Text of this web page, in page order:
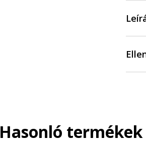
Hasonló termékek